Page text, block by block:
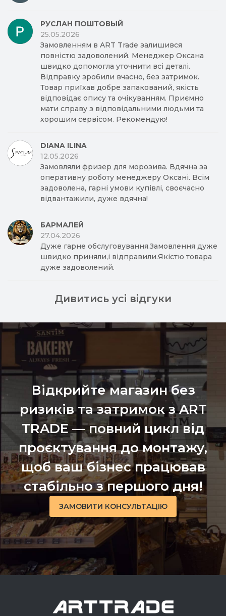
РУСЛАН ПОШТОВЫЙ
25.05.2026
Замовленням в ART Trade залишився
повністю задоволений. Менеджер Оксана
швидко допомогла уточнити всі деталі.
Відправку зробили вчасно, без затримок.
Товар приїхав добре запакований, якість
відповідає опису та очікуванням. Приємно
мати справу з відповідальними людьми та
хорошим сервісом. Рекомендую!
DIANA ILINA
12.05.2026
Замовляли фризер для морозива. Вдячна за
оперативну роботу менеджеру Оксані. Всім
задоволена, гарні умови купівлі, своєчасно
відвантажили, дуже вдячна!
БАРМАЛЕЙ
27.04.2026
Дуже гарне обслуговування.Замовлення дуже
швидко приняли,і відправили.Якістю товара
дуже задоволений.
Дивитись усі відгуки
Відкрийте магазин без
ризиків та затримок з ART
TRADE — повний цикл від
проєктування до монтажу,
щоб ваш бізнес працював
стабільно з першого дня!
ЗАМОВИТИ КОНСУЛЬТАЦІЮ